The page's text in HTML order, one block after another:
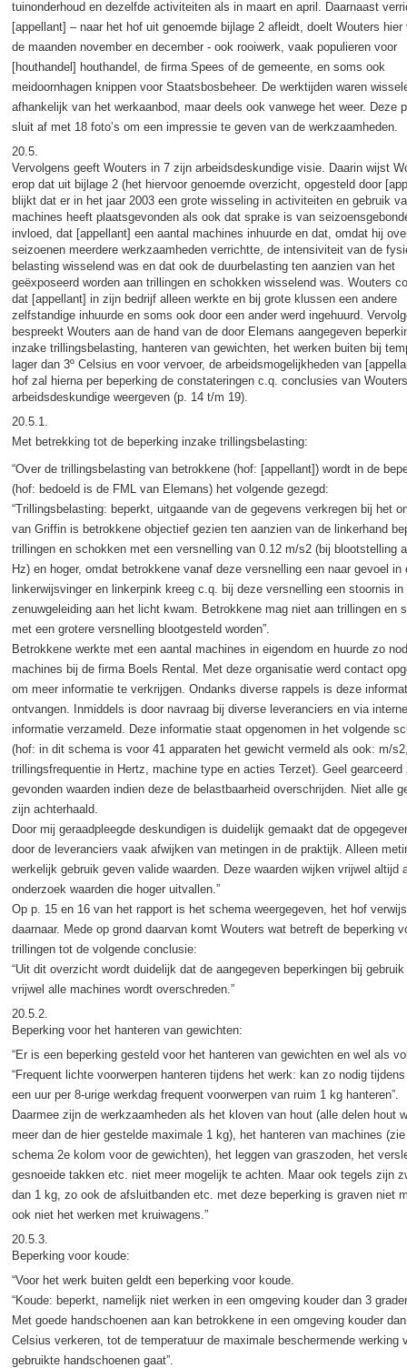
tuinonderhoud en dezelfde activiteiten als in maart en april. Daarnaast
[appellant] – naar het hof uit genoemde bijlage 2 afleidt, doelt Wouters hier
de maanden november en december - ook rooiwerk, vaak populieren voor
[houthandel] houthandel, de firma Spees of de gemeente, en soms ook
meidoornhagen knippen voor Staatsbosbeheer. De werktijden waren
afhankelijk van het werkaanbod, maar deels ook vanwege het weer. Deze
sluit af met 18 foto’s om een impressie te geven van de werkzaamheden.
20.5.
Vervolgens geeft Wouters in 7 zijn arbeidsdeskundige visie. Daarin wijst
erop dat uit bijlage 2 (het hiervoor genoemde overzicht, opgesteld door
blijkt dat er in het jaar 2003 een grote wisseling in activiteiten en gebruik
machines heeft plaatsgevonden als ook dat sprake is van
invloed, dat [appellant] een aantal machines inhuurde en dat, omdat hij
seizoenen meerdere werkzaamheden verrichtte, de intensiviteit van de
belasting wisselend was en dat ook de duurbelasting ten aanzien van het
geëxposeerd worden aan trillingen en schokken wisselend was. Wouters
dat [appellant] in zijn bedrijf alleen werkte en bij grote klussen een andere
zelfstandige inhuurde en soms ook door een ander werd ingehuurd.
bespreekt Wouters aan de hand van de door Elemans aangegeven
inzake trillingsbelasting, hanteren van gewichten, het werken buiten bij
lager dan 3º Celsius en voor vervoer, de arbeidsmogelijkheden van
hof zal hierna per beperking de constateringen c.q. conclusies van
arbeidsdeskundige weergeven (p. 14 t/m 19).
20.5.1.
Met betrekking tot de beperking inzake trillingsbelasting:
“Over de trillingsbelasting van betrokkene (hof: [appellant]) wordt in de
(hof: bedoeld is de FML van Elemans) het volgende gezegd:
“Trillingsbelasting: beperkt, uitgaande van de gegevens verkregen bij het
van Griffin is betrokkene objectief gezien ten aanzien van de linkerhand
trillingen en schokken met een versnelling van 0.12 m/s2 (bij blootstelling
Hz) en hoger, omdat betrokkene vanaf deze versnelling een naar gevoel in
linkerwijsvinger en linkerpink kreeg c.q. bij deze versnelling een stoornis in
zenuwgeleiding aan het licht kwam. Betrokkene mag niet aan trillingen en
met een grotere versnelling blootgesteld worden”.
Betrokkene werkte met een aantal machines in eigendom en huurde zo
machines bij de firma Boels Rental. Met deze organisatie werd contact
om meer informatie te verkrijgen. Ondanks diverse rappels is deze
ontvangen. Inmiddels is door navraag bij diverse leveranciers en via
informatie verzameld. Deze informatie staat opgenomen in het volgende
(hof: in dit schema is voor 41 apparaten het gewicht vermeld als ook: m/
trillingsfrequentie in Hertz, machine type en acties Terzet). Geel gearceerd
gevonden waarden indien deze de belastbaarheid overschrijden. Niet alle
zijn achterhaald.
Door mij geraadpleegde deskundigen is duidelijk gemaakt dat de
door de leveranciers vaak afwijken van metingen in de praktijk. Alleen
werkelijk gebruik geven valide waarden. Deze waarden wijken vrijwel altijd
onderzoek waarden die hoger uitvallen.”
Op p. 15 en 16 van het rapport is het schema weergegeven, het hof
daarnaar. Mede op grond daarvan komt Wouters wat betreft de beperking
trillingen tot de volgende conclusie:
“Uit dit overzicht wordt duidelijk dat de aangegeven beperkingen bij gebruik
vrijwel alle machines wordt overschreden.”
20.5.2.
Beperking voor het hanteren van gewichten:
“Er is een beperking gesteld voor het hanteren van gewichten en wel als
“Frequent lichte voorwerpen hanteren tijdens het werk: kan zo nodig
een uur per 8-urige werkdag frequent voorwerpen van ruim 1 kg hanteren”.
Daarmee zijn de werkzaamheden als het kloven van hout (alle delen hout
meer dan de hier gestelde maximale 1 kg), het hanteren van machines
schema 2e kolom voor de gewichten), het leggen van graszoden, het
gesnoeide takken etc. niet meer mogelijk te achten. Maar ook tegels zijn
dan 1 kg, zo ook de afsluitbanden etc. met deze beperking is graven niet
ook niet het werken met kruiwagens.”
20.5.3.
Beperking voor koude:
“Voor het werk buiten geldt een beperking voor koude.
“Koude: beperkt, namelijk niet werken in een omgeving kouder dan 3
Met goede handschoenen aan kan betrokkene in een omgeving kouder
Celsius verkeren, tot de temperatuur de maximale beschermende werking
gebruikte handschoenen gaat”.